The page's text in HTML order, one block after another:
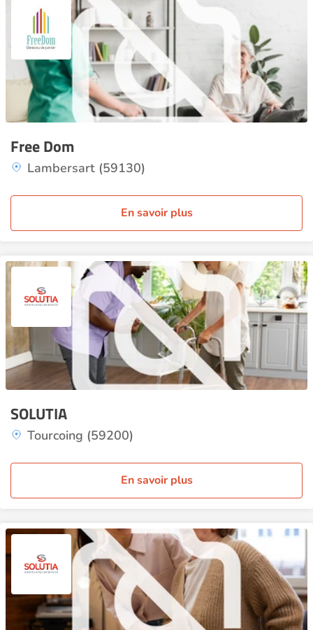
Free Dom
Lambersart (59130)
En savoir plus
SOLUTIA
Tourcoing (59200)
En savoir plus